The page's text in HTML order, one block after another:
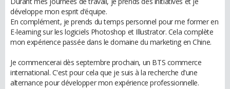
développe mon esprit d’équipe.
En complément, je prends du temps personnel pour me former en
E-learning sur les logiciels Photoshop et Illustrator. Cela complète
mon expérience passée dans le domaine du marketing en Chine.
Je commencerai dès septembre prochain, un BTS commerce
international. C'est pour cela que je suis à la recherche d'une
alternance pour développer mon expérience professionnelle.